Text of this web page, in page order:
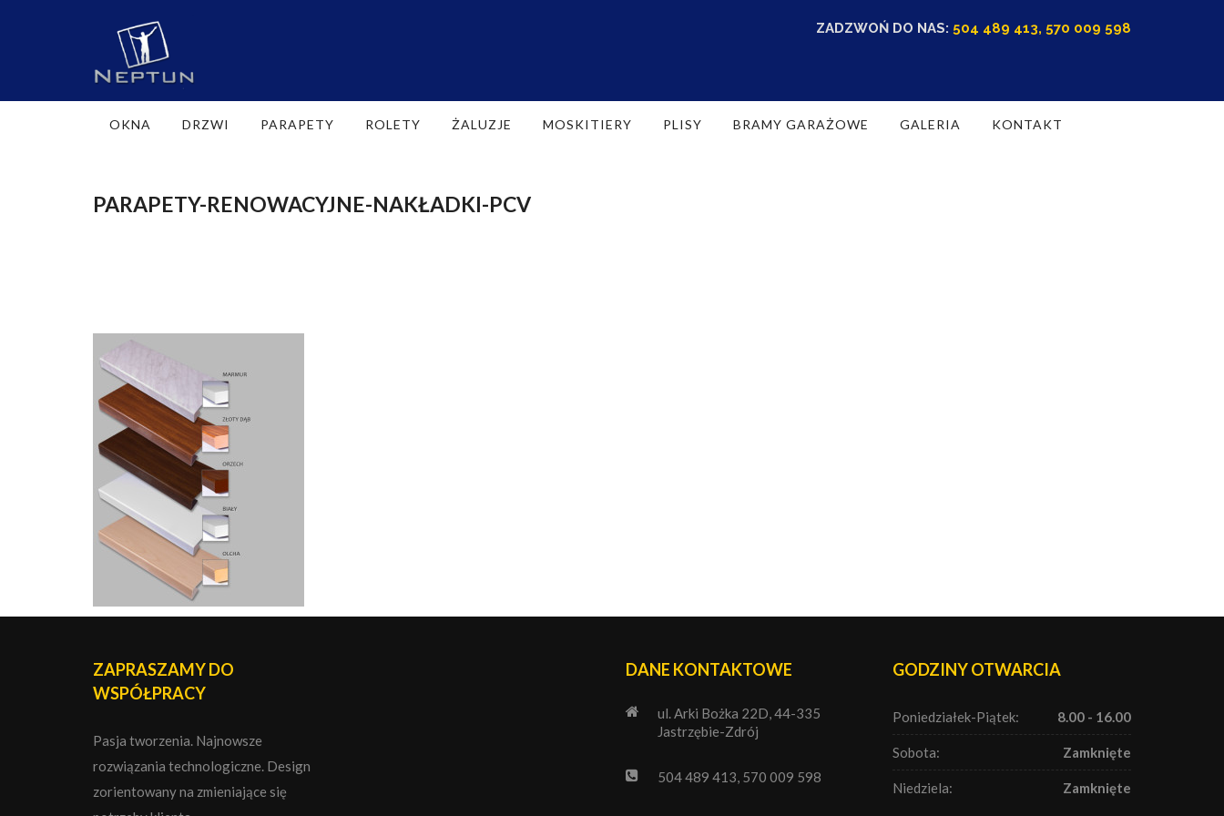
ZADZWOŃ DO NAS: 504 489 413, 570 009 598
OKNA DRZWI PARAPETY ROLETY ŻALUZJE MOSKITIERY PLISY BRAMY GARAŻOWE GALERIA KONTAKT
PARAPETY-RENOWACYJNE-NAKŁADKI-PCV
ZAPRASZAMY DO
WSPÓŁPRACY
Pasja tworzenia. Najnowsze
rozwiązania technologiczne. Design
zorientowany na zmieniające się
DANE KONTAKTOWE
ul. Arki Bożka 22D, 44-335
Jastrzębie-Zdrój
504 489 413, 570 009 598
GODZINY OTWARCIA
Poniedziałek-Piątek: 8.00 - 16.00
Sobota: Zamknięte
Niedziela: Zamknięte